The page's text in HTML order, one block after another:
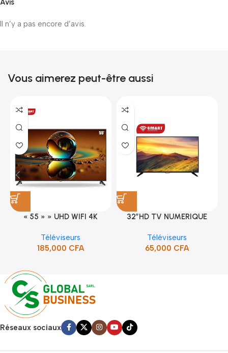
Il n’y a pas encore d’avis.
Vous aimerez peut-être aussi
« 55 » » UHD WIFI 4K
Téléviseurs
185,000 CFA
32″HD TV NUMERIQUE
BORDURE/SUPPORT(STT-
5132A)
Téléviseurs
65,000 CFA
Réseaux sociaux